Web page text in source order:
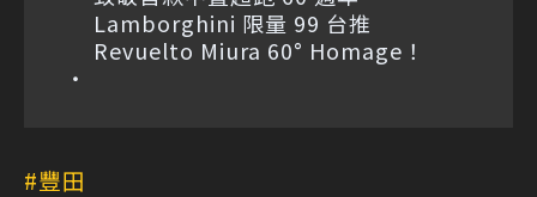
Lamborghini 限量 99 台推
Revuelto Miura 60° Homage！
豐田